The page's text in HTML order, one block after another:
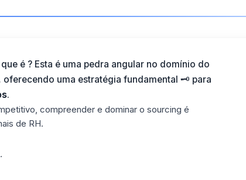
é ? Esta é uma pedra angular no domínio do
uma estratégia fundamental 🗝️ para
.
compreender e dominar o sourcing é
de RH.